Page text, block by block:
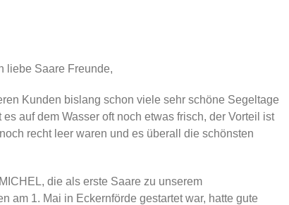
liebe Saare Freunde,
Kunden bislang schon viele sehr schöne Segeltage
auf dem Wasser oft noch etwas frisch, der Vorteil ist
recht leer waren und es überall die schönsten
die als erste Saare zu unserem
am 1. Mai in Eckernförde gestartet war, hatte gute